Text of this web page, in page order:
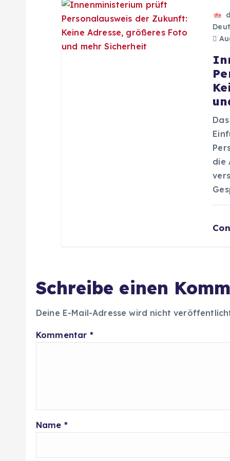
die
Schreibe einen
Deine E-Mail-Adresse wird nicht
Kommentar *
Name *